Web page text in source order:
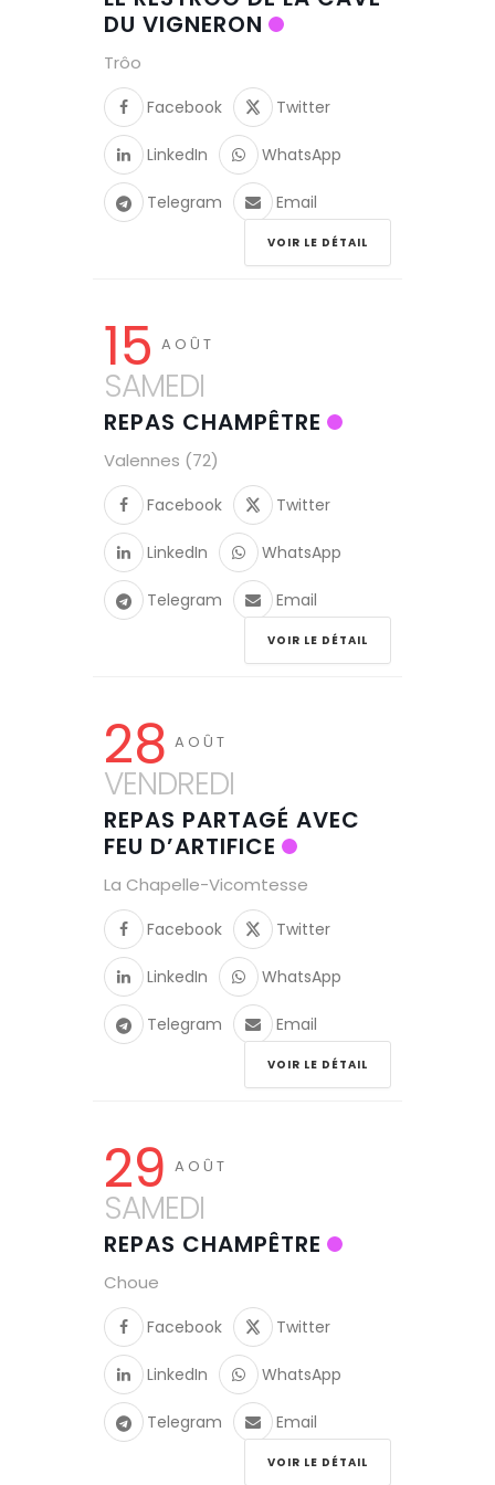
DU VIGNERON
Trôo
Facebook Twitter
LinkedIn WhatsApp
Telegram Email
VOIR LE DÉTAIL
15 AOÛT
SAMEDI
REPAS CHAMPÊTRE
Valennes (72)
Facebook Twitter
LinkedIn WhatsApp
Telegram Email
VOIR LE DÉTAIL
28 AOÛT
VENDREDI
REPAS PARTAGÉ AVEC
FEU D’ARTIFICE
La Chapelle-Vicomtesse
Facebook Twitter
LinkedIn WhatsApp
Telegram Email
VOIR LE DÉTAIL
29 AOÛT
SAMEDI
REPAS CHAMPÊTRE
Choue
Facebook Twitter
LinkedIn WhatsApp
Telegram Email
VOIR LE DÉTAIL